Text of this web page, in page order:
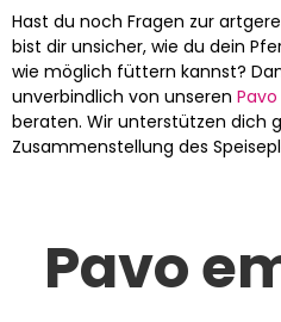
Hast du noch Fragen zur
bist dir unsicher, wie du dein
wie möglich füttern kannst?
unverbindlich von unseren
beraten. Wir unterstützen dich
Zusammenstellung des
Pavo